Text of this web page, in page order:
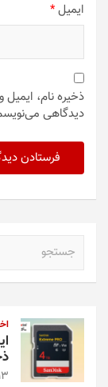
ایمیل*
ذخیره نام،
دیدگاهی
13